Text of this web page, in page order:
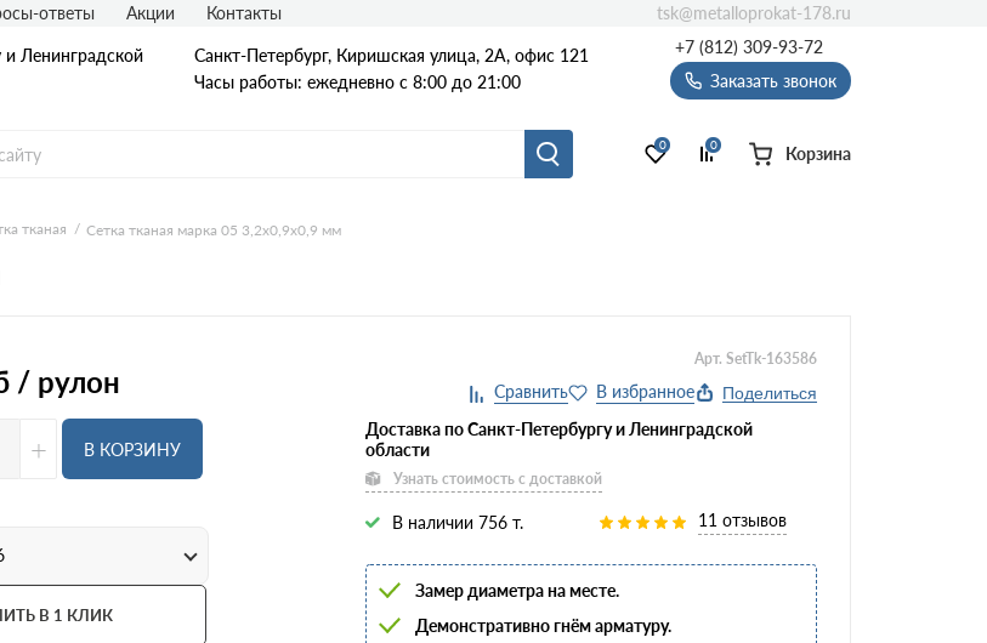
и Ленинградской
Санкт-Петербург, Киришская улица, 2А, офис 121
Часы работы: ежедневно с 8:00 до 21:00
+7 (812) 309-93-72
Заказать звонок
арматура
0 0 Корзина
ответы Акции Контакты tsk@metalloprokat-178.ru
тканая Сетка тканая марка 05 3,2х0,9х0,9 мм
/ рулон
Арт. SetTk-163586
Поделиться
+ В КОРЗИНУ
В 1 КЛИК
Доставка по Санкт-Петербургу и Ленинградской
области
Узнать стоимость с доставкой
В наличии 756 т. 11 отзывов
Замер диаметра на месте.
Демонстративно гнём арматуру.